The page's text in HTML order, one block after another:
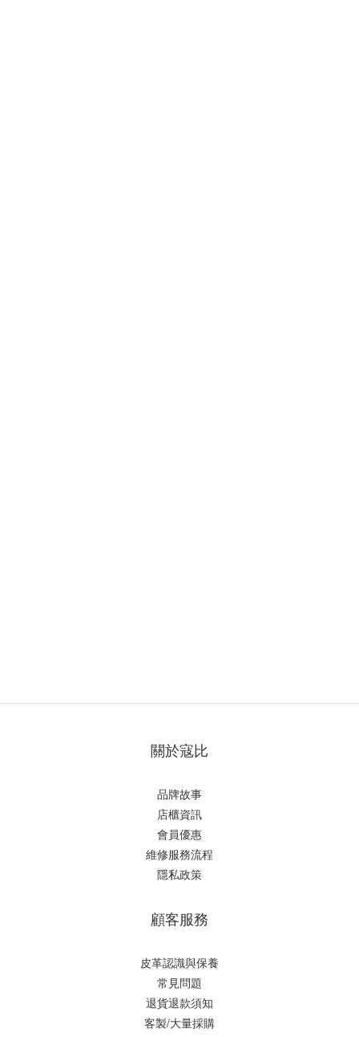
關於寇比
品牌故事
店櫃資訊
會員優惠
維修服務流程
隱私政策
顧客服務
皮革認識與保養
常見問題
退貨退款須知
客製/大量採購